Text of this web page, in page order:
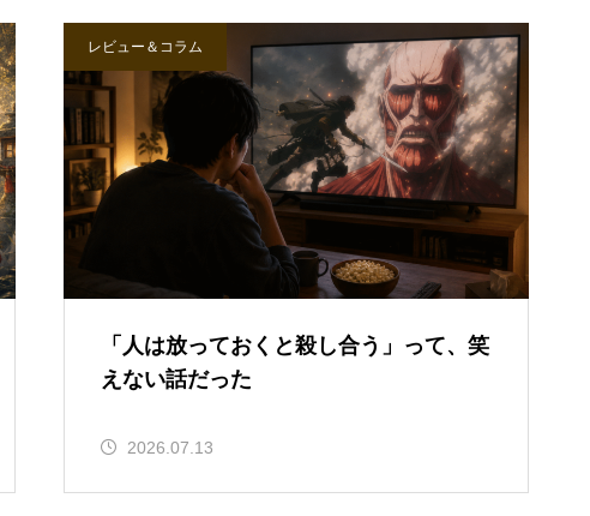
レビュー＆コラム
「人は放っておくと殺し合う」って、笑
えない話だった
2026.07.13